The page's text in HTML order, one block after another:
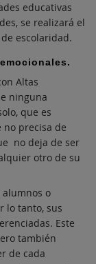
educativas
se realizará el
escolaridad.
Altas
ninguna
que es
precisa de
no deja de ser
otro de su
alumnos o
lo tanto, sus
Este
también
de cada